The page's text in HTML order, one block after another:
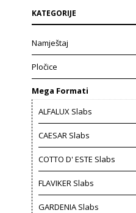
KATEGORIJE
Namještaj
Pločice
Mega Formati
ALFALUX Slabs
CAESAR Slabs
COTTO D' ESTE Slabs
FLAVIKER Slabs
GARDENIA Slabs